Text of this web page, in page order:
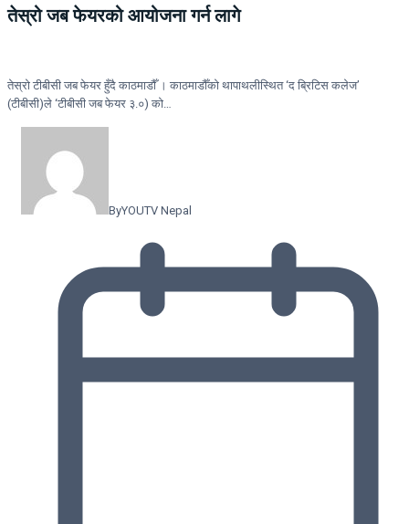
तेस्रो जब फेयरको आयोजना गर्न लागे
तेस्रो टीबीसी जब फेयर हुँदै काठमाडौँ । काठमाडौँको थापाथलीस्थित ‘द ब्रिटिस कलेज’
(टीबीसी)ले ‘टीबीसी जब फेयर ३.०) को…
ByYOUTV Nepal